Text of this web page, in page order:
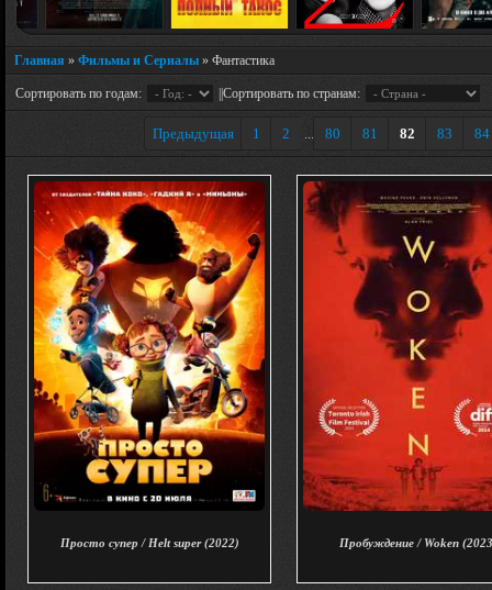
Главная » Фильмы и Сериалы » Фантастика
Сортировать по годам: ||Сортировать по странам:
Предыдущая 1 2 ... 80 81 82 83 84
Просто супер / Helt super (2022) Пробуждение / Woken